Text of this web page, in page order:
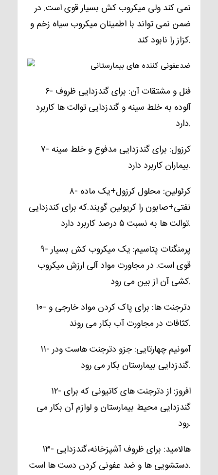
نمی کند ولی میکروب کش بسیار قوی است. در
ضمن نمی تواند با اطمینان میکروب سیاه زخم و
کزاز را نابود کند.
۶- فنل و مشتقات آن: برای گندزدایی ظروف
آلوده به خلط سینه و گندزدایی توالت ها کاربرد
دارد.
۷- کرزول: برای گندزدایی مدفوع و خلط سینه
بیماران کاربرد دارد.
۸- کرئولین: محلول کرزول+یک ماده
نفتی+صابون را کریولین گویند.که برای کندزدایی
توالت ها به نسبت ۵ درصد کاربرد دارد.
۹- پرمنگنات پتاسیم: یک میکروب کش بسیار
قوی است. در مجاورت مواد آلی ارزش میکروب
کشی آن از بین می رود.
۱۰- دترجنت ها: برای پاک کردن مواد خارجی و
کثافات در مجاورت آب بکار می روند.
۱۱- آمونیم چهارتایی:جزو دترجنت هاست ودر
گندزدایی بیمارستان بکار می رود.
۱۲- افروز: از دترجنت های کاتیونی که برای
گندزدایی محیط بیمارستان و لوازم آن بکار می
رود.
۱۳- هالامید: برای ظروف آشپزخانه،گندزدایی
دستشویی ها و ضد عفونی کردن دست ها است.